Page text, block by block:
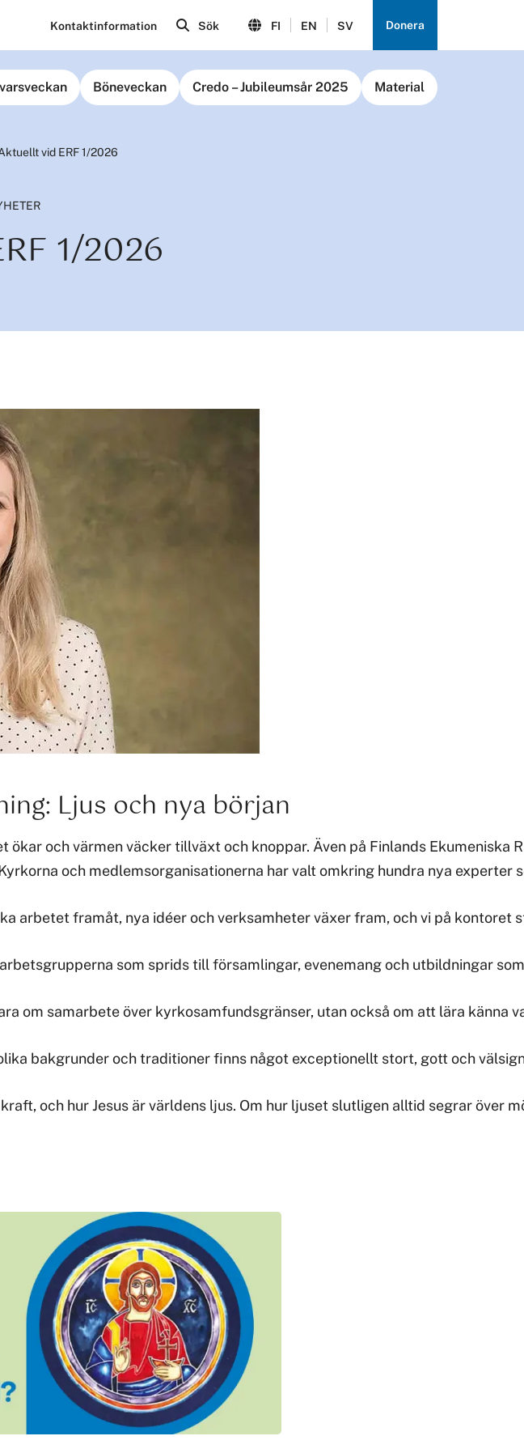
Kontaktinformation Sök FI EN SV Donera
Böneveckan Credo – Jubileumsår 2025 Material
vid ERF 1/2026
1/2026
Ljus och nya början
och värmen väcker tillväxt och knoppar. Även på Finlands
och medlemsorganisationerna har valt omkring hundra nya
arbetet framåt, nya idéer och verksamheter växer fram, och vi på kontoret
som sprids till församlingar, evenemang och utbildningar
om samarbete över kyrkosamfundsgränser, utan också om att lära känna
bakgrunder och traditioner finns något exceptionellt stort, gott och
och hur Jesus är världens ljus. Om hur ljuset slutligen alltid segrar